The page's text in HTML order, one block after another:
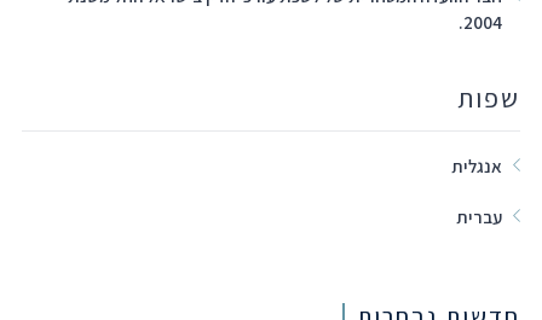
2004.
שפות
אנגלית
עברית